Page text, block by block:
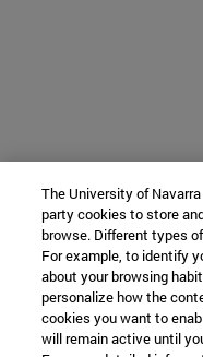
The University of
party cookies to store
browse. Different types
For example, to identify
about your browsing
personalize how the
cookies you want to
will remain active until